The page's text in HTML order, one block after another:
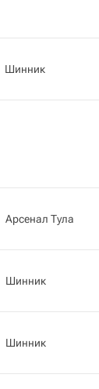
Шинник
Арсенал Тула
Шинник
Шинник